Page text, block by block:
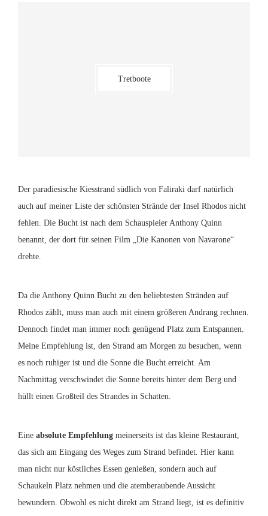
Tretboote
Der paradiesische Kiesstrand südlich von Faliraki darf natürlich
auch auf meiner Liste der schönsten Strände der Insel Rhodos nicht
fehlen. Die Bucht ist nach dem Schauspieler Anthony Quinn
benannt, der dort für seinen Film „Die Kanonen von Navarone“
drehte.
Da die Anthony Quinn Bucht zu den beliebtesten Stränden auf
Rhodos zählt, muss man auch mit einem größeren Andrang rechnen.
Dennoch findet man immer noch genügend Platz zum Entspannen.
Meine Empfehlung ist, den Strand am Morgen zu besuchen, wenn
es noch ruhiger ist und die Sonne die Bucht erreicht. Am
Nachmittag verschwindet die Sonne bereits hinter dem Berg und
hüllt einen Großteil des Strandes in Schatten.
Eine absolute Empfehlung meinerseits ist das kleine Restaurant,
das sich am Eingang des Weges zum Strand befindet. Hier kann
man nicht nur köstliches Essen genießen, sondern auch auf
Schaukeln Platz nehmen und die atemberaubende Aussicht
bewundern. Obwohl es nicht direkt am Strand liegt, ist es definitiv